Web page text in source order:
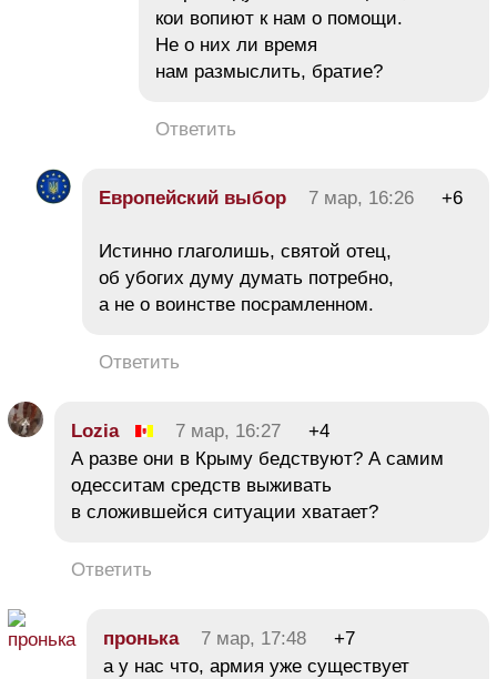
кои вопиют к нам о помощи.
Не о них ли время
нам размыслить, братие?
Ответить
Европейский выбор 7 мар, 16:26 +6
Истинно глаголишь, святой отец,
об убогих думу думать потребно,
а не о воинстве посрамленном.
Ответить
Lozia 7 мар, 16:27
+4
А разве они в Крыму бедствуют? А самим
одесситам средств выживать
в сложившейся ситуации хватает?
Ответить
пронька 7 мар, 17:48
+7
а у нас что, армия уже существует